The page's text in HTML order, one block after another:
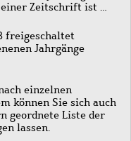
Zeitschrift ist …
freigeschaltet
Jahrgänge
einzelnen
können Sie sich auch
geordnete Liste der
lassen.